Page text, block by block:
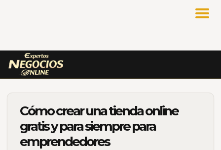
Cómo crear una tienda online
gratis y para siempre para
emprendedores